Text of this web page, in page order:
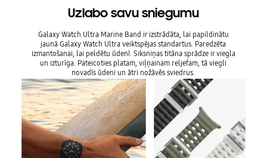
Uzlabo savu sniegumu
Galaxy Watch Ultra Marine Band ir izstrādāta, lai papildinātu
jaunā Galaxy Watch Ultra veiktspējas standartus. Paredzēta
izmantošanai, lai peldētu ūdenī. Siksniņas titāna sprādze ir viegla
un izturīga. Pateicoties platam, viļņainam reljefam, tā viegli
novadīs ūdeni un ātri nožāvēs sviedrus.